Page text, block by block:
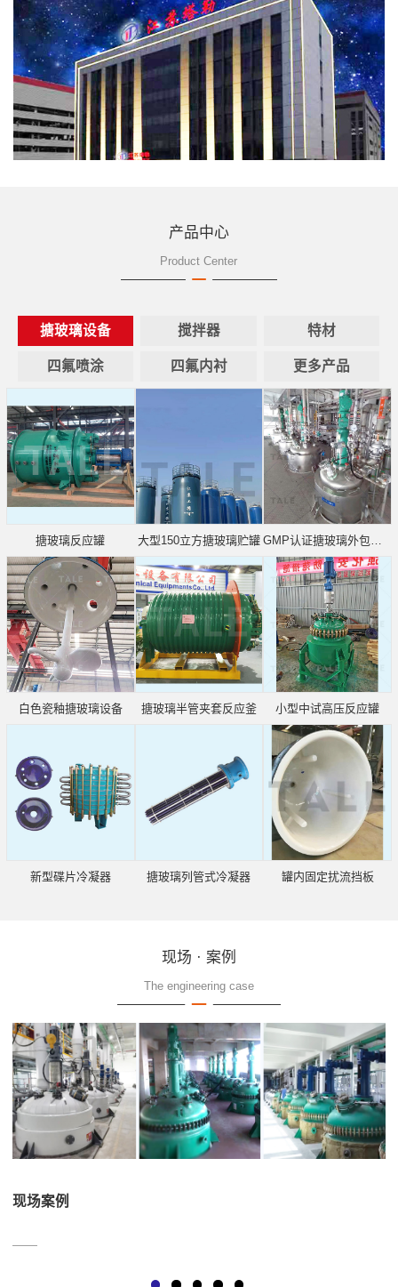
产品中心
Product Center
搪玻璃设备 搅拌器 特材
四氟喷涂 四氟内衬 更多产品
搪玻璃反应罐 大型150立方搪玻璃贮罐
白色瓷釉搪玻璃设备 搪玻璃半管夹套反应釜 小型中试高压反应罐
新型碟片冷凝器 搪玻璃列管式冷凝器 罐内固定扰流挡板
现场 · 案例
The engineering case
现场案例
——